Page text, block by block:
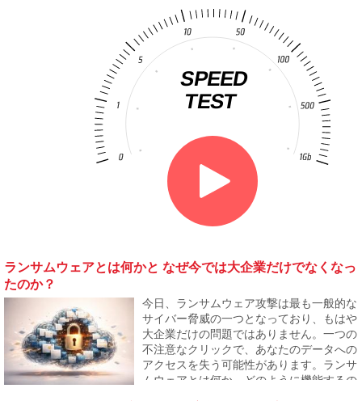
ランサムウェアとは何かと なぜ今では大企業だけでなくなっ
たのか？
今日、ランサムウェア攻撃は最も一般的な
サイバー脅威の一つとなっており、もはや
大企業だけの問題ではありません。一つの
不注意なクリックで、あなたのデータへの
アクセスを失う可能性があります。ランサ
ムウェアとは何か、どのように機能するの